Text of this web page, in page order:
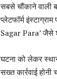
सबसे चौंकाने वाली
प्लेटफॉर्म
Sagar Para’ जैसे
घटना को लेकर
सख्त कार्रवाई